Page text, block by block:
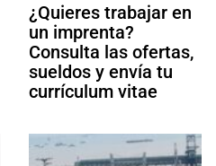
¿Quieres trabajar en
un imprenta?
Consulta las ofertas,
sueldos y envía tu
currículum vitae